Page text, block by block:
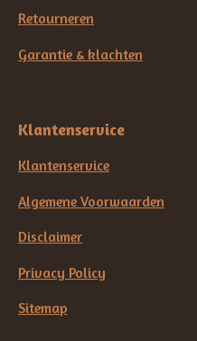
Retourneren
Garantie & klachten
Klantenservice
Klantenservice
Algemene Voorwaarden
Disclaimer
Privacy Policy
Sitemap